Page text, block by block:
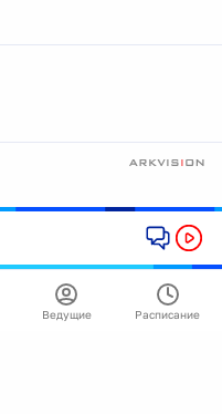
Ведущие Расписание